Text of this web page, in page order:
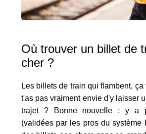
Où trouver un billet de
cher ?
Les billets de train qui flambent, ça
t'as pas vraiment envie d'y laisser
trajet ? Bonne nouvelle : y a
(validées par les pros du système